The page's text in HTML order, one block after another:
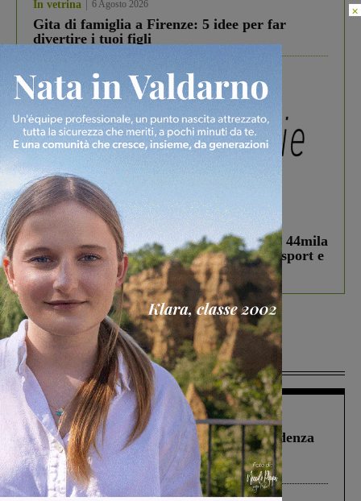
In vetrina 6 Agosto 2026
Gita di famiglia a Firenze: 5 idee per far
divertire i tuoi figli
In vetrina 3 Agosto 2026
Estra Notizie agosto: Smart Cities, oltre 44mila
studenti coinvolti, torna il bando per lo sport e
debutta il podcast Estrair
Più lette
Figline Incisa Valdarno 1 Agosto 2026
Piscina di Figline finanziata oltre la scadenza
Pnrr, il gruppo di Fratelli d’Italia: “Un
ringraziamento al Governo”
×